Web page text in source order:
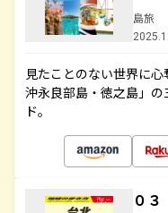
島旅
見たことのない世界に
沖永良部島・徳之島」
ド。
０